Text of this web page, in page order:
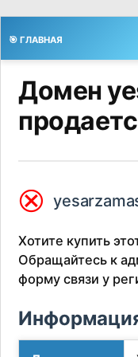
🎯 ГЛАВНАЯ
Домен
⮿
Хотите купить
Обращайтесь к
форму связи у